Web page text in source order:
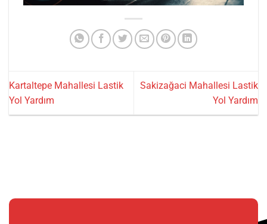
Kartaltepe Mahallesi Lastik
Yol Yardım
Sakizağaci Mahallesi Lastik
Yol Yardım